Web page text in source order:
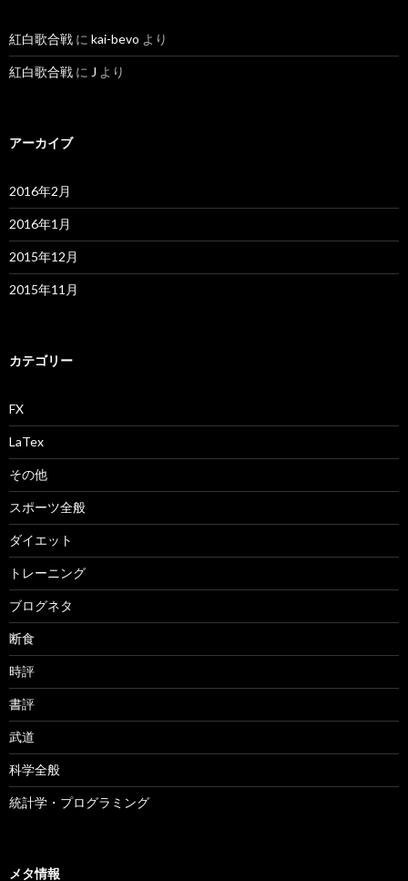
紅白歌合戦 に kai-bevo より
紅白歌合戦 に J より
アーカイブ
2016年2月
2016年1月
2015年12月
2015年11月
カテゴリー
FX
LaTex
その他
スポーツ全般
ダイエット
トレーニング
ブログネタ
断食
時評
書評
武道
科学全般
統計学・プログラミング
メタ情報